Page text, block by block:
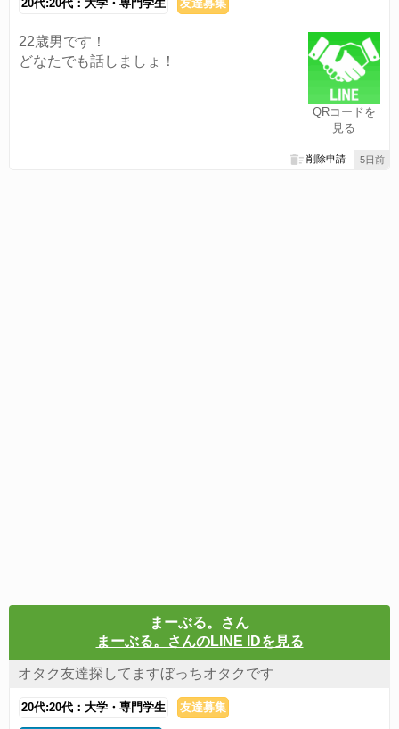
20代:20代：大学・専門学生 友達募集
QRコードを
見る
22歳男です！
どなたでも話しましょ！
5日前
削除申請
まーぶる。さん
まーぶる。さんのLINE IDを見る
オタク友達探してますぼっちオタクです
20代:20代：大学・専門学生 友達募集